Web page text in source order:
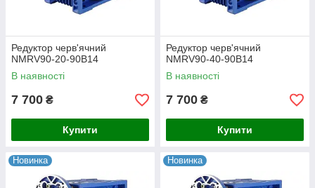
Редуктор черв'ячний
NMRV90-20-90B14
В наявності
7 700 ₴
Купити
Редуктор черв'ячний
NMRV90-40-90B14
В наявності
7 700 ₴
Купити
Новинка Новинка